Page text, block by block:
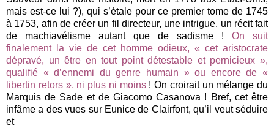
mais est-ce lui ?), qui s’étale pour ce premier tome de 1745
à 1753, afin de créer un fil directeur, une intrigue, un récit fait
de machiavélisme autant que de sadisme ! On suit
finalement la vie de cet homme odieux, « cet aristocrate
dépravé, un être en tout point détestable et pernicieux »,
qualifié « d’ennemi du genre humain » ou encore de «
libertin retors », ni plus ni moins ! On croirait un mélange du
Marquis de Sade et de Giacomo Casanova ! Bref, cet être
infâme a des vues sur Eunice de Clairfont, qu’il veut séduire
et